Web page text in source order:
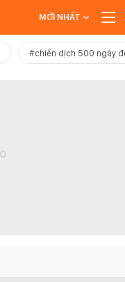
MỚI NHẤT
#chiến dịch 500 ngày